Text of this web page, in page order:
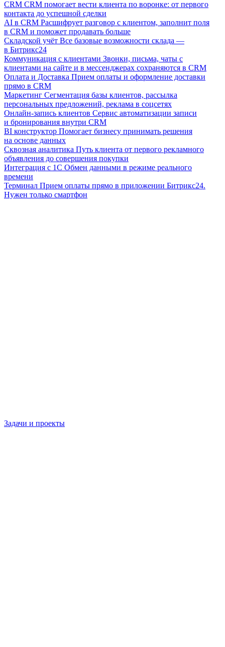
CRM CRM помогает вести клиента по воронке: от первого
контакта до успешной сделки
AI в CRM Расшифрует разговор с клиентом, заполнит поля
в CRM и поможет продавать больше
Складской учёт Все базовые возможности склада —
в Битрикс24
Коммуникация с клиентами Звонки, письма, чаты с
клиентами на сайте и в мессенджерах сохраняются в CRM
Оплата и Доставка Прием оплаты и оформление доставки
прямо в CRM
Маркетинг Сегментация базы клиентов, рассылка
персональных предложений, реклама в соцсетях
Онлайн-запись клиентов Сервис автоматизации записи
и бронирования внутри CRM
BI конструктор Помогает бизнесу принимать решения
на основе данных
Сквозная аналитика Путь клиента от первого рекламного
объявления до совершения покупки
Интеграция с 1С Обмен данными в режиме реального
времени
Терминал Прием оплаты прямо в приложении Битрикс24.
Нужен только смартфон
Задачи и проекты